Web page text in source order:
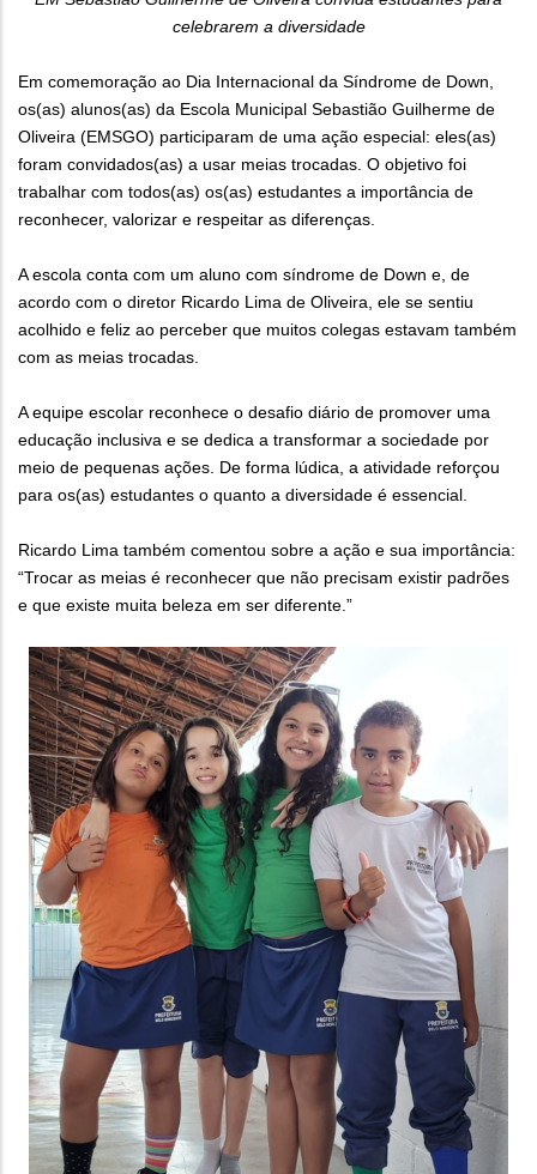
celebrarem a diversidade
Em comemoração ao Dia Internacional da Síndrome de Down,
os(as) alunos(as) da Escola Municipal Sebastião Guilherme de
Oliveira (EMSGO) participaram de uma ação especial: eles(as)
foram convidados(as) a usar meias trocadas. O objetivo foi
trabalhar com todos(as) os(as) estudantes a importância de
reconhecer, valorizar e respeitar as diferenças.
A escola conta com um aluno com síndrome de Down e, de
acordo com o diretor Ricardo Lima de Oliveira, ele se sentiu
acolhido e feliz ao perceber que muitos colegas estavam também
com as meias trocadas.
A equipe escolar reconhece o desafio diário de promover uma
educação inclusiva e se dedica a transformar a sociedade por
meio de pequenas ações. De forma lúdica, a atividade reforçou
para os(as) estudantes o quanto a diversidade é essencial.
Ricardo Lima também comentou sobre a ação e sua importância:
“Trocar as meias é reconhecer que não precisam existir padrões
e que existe muita beleza em ser diferente.”